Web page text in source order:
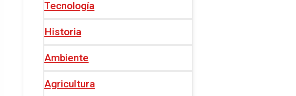
Tecnología
Historia
Ambiente
Agricultura